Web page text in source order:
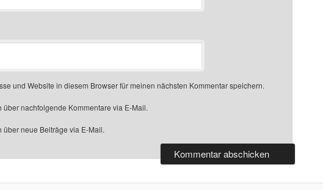
und Website in diesem Browser für meinen nächsten Kommentar speichern.
über nachfolgende Kommentare via E-Mail.
über neue Beiträge via E-Mail.